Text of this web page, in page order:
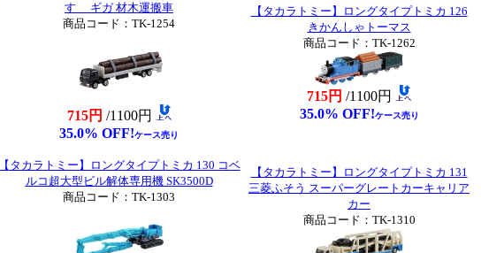
すゞ ギガ 材木運搬車
商品コード：TK-1254
715円 /1100円
35.0% OFF!ケース売り
【タカラトミー】ロングタイプトミカ 126
きかんしゃトーマス
商品コード：TK-1262
715円 /1100円
35.0% OFF!ケース売り
【タカラトミー】ロングタイプトミカ 130 コベ
ルコ超大型ビル解体専用機 SK3500D
商品コード：TK-1303
【タカラトミー】ロングタイプトミカ 131
三菱ふそう スーパーグレートカーキャリア
カー
商品コード：TK-1310